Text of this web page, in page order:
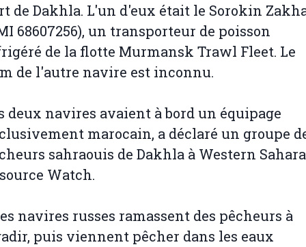
de Dakhla. L'un d'eux était le Sorokin
68607256), un transporteur de poisson
de la flotte Murmansk Trawl Fleet. Le
de l'autre navire est inconnu.
deux navires avaient à bord un équipage
marocain, a déclaré un groupe
sahraouis de Dakhla à Western Sahara
Watch.
navires russes ramassent des pêcheurs à
puis viennent pêcher dans les eaux